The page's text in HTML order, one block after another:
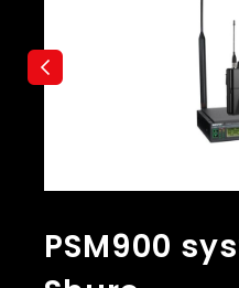
PSM900